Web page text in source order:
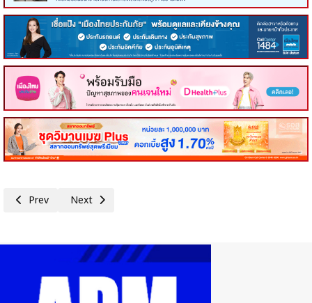
Previous article: คอหุ้น Investor Guide 6 กรกฎาคม 2569 - 5
Prev Next article: คอหุ้น Investor Guide 6 กรกฎาคม 2569 - 3
Next